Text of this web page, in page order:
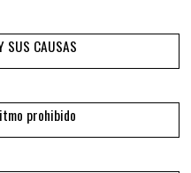
SUS CAUSAS
06
prohibido
07